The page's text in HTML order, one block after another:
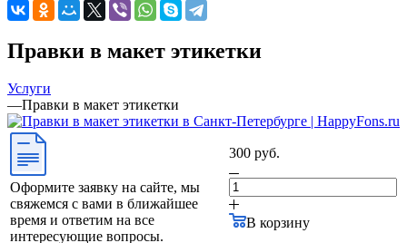
Правки в макет этикетки
Услуги
—Правки в макет этикетки
Оформите заявку на сайте, мы
свяжемся с вами в ближайшее
время и ответим на все
интересующие вопросы.
300 руб.
В корзину